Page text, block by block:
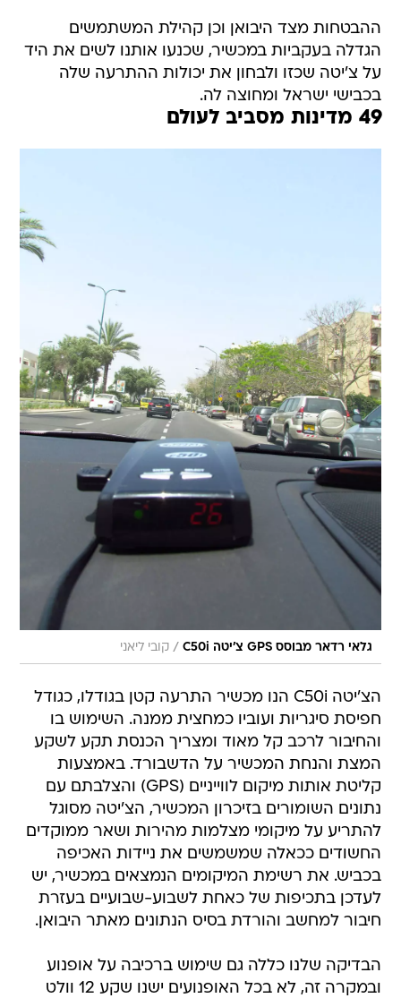
ההבטחות מצד היבואן וכן קהילת המשתמשים
הגדלה בעקביות במכשיר, שכנעו אותנו לשים את היד
על צ'יטה שכזו ולבחון את יכולות ההתרעה שלה
בכבישי ישראל ומחוצה לה.
49 מדינות מסביב לעולם
גלאי רדאר מבוסס GPS צ'יטה C50i / קובי ליאני
הצ'יטה C50i הנו מכשיר התרעה קטן בגודלו, כגודל
חפיסת סיגריות ועוביו כמחצית ממנה. השימוש בו
והחיבור לרכב קל מאוד ומצריך הכנסת תקע לשקע
המצת והנחת המכשיר על הדשבורד. באמצעות
קליטת אותות מיקום לווייניים (GPS) והצלבתם עם
נתונים השומורים בזיכרון המכשיר, הצ'יטה מסוגל
להתריע על מיקומי מצלמות מהירות ושאר ממוקדים
החשודים ככאלה שמשמשים את ניידות האכיפה
בכביש. את רשימת המיקומים הנמצאים במכשיר, יש
לעדכן בתכיפות של כאחת לשבוע-שבועיים בעזרת
חיבור למחשב והורדת בסיס הנתונים מאתר היבואן.
הבדיקה שלנו כללה גם שימוש ברכיבה על אופנוע
ובמקרה זה, לא בכל האופנועים ישנו שקע 12 וולט